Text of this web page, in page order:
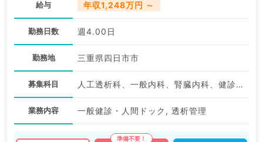
給与 年収1,248万円 ～
勤務日数 週4.00日
勤務地 三重県四日市市
募集科目 人工透析科、一般内科、腎臓内科、健診・人間ドック
業務内容 一般健診・人間ドック, 透析管理